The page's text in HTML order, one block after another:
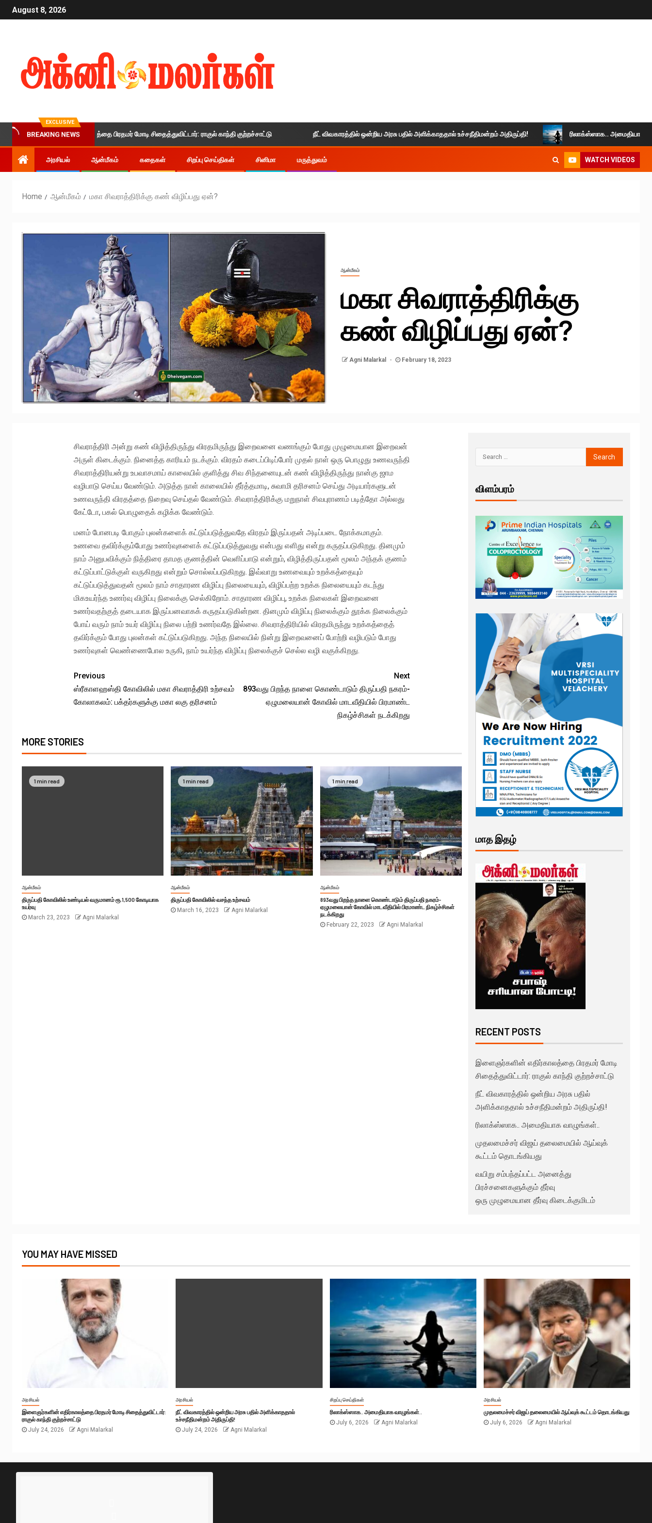
August 8, 2026
EXCLUSIVE
BREAKING NEWS
இளைஞர்களின் எதிர்காலத்தை பிரதமர் மோடி சிதைத்துவிட்டார்: ராகுல் காந்தி குற்றச்சாட்டு நீட் விவகாரத்தில் ஒன்றிய அரசு பதில் அளிக்காததால் உச்சநீதிமன்றம் அதிருப்தி! ரிலாக்ஸ்ஸாக.. அமைதியாக
அரசியல் ஆன்மீகம் கதைகள் சிறப்பு செய்திகள் சினிமா மருத்துவம் WATCH VIDEOS
Home ஆன்மீகம் மகா சிவராத்திரிக்கு கண் விழிப்பது ஏன்?
ஆன்மீகம்
மகா சிவராத்திரிக்கு
கண் விழிப்பது ஏன்?
Agni Malarkal February 18, 2023
சிவராத்திரி அன்று கண் விழித்திருந்து விரதமிருந்து இறைவனை வணங்கும் போது முழுமையான இறைவன்
அருள் கிடைக்கும். நினைத்த காரியம் நடக்கும். விரதம் கடைப்பிடிப்போர் முதல் நாள் ஒரு பொழுது உணவருந்தி
சிவராத்திரியன்று உபவாசமாய் காலையில் குளித்து சிவ சிந்தனையுடன் கண் விழித்திருந்து நான்கு ஜாம
வழிபாடு செய்ய வேண்டும். அடுத்த நாள் காலையில் தீர்த்தமாடி, சுவாமி தரிசனம் செய்து அடியார்களுடன்
உணவருந்தி விரதத்தை நிறைவு செய்தல் வேண்டும். சிவராத்திரிக்கு மறுநாள் சிவபுராணம் படித்தோ அல்லது
கேட்டோ, பகல் பொழுதைக் கழிக்க வேண்டும்.
மனம் போனபடி போகும் புலன்களைக் கட்டுப்படுத்துவதே விரதம் இருப்பதன் அடிப்படை நோக்கமாகும்.
உணவை தவிர்க்கும்போது உணர்வுகளைக் கட்டுப்படுத்துவது என்பது எளிது என்று கருதப்படுகிறது. தினமும்
நாம் அனுபவிக்கும் நித்திரை தாமத குணத்தின் வெளிப்பாடு என்றும், விழித்திருப்பதன் மூலம் அந்தக் குணம்
கட்டுப்பாட்டுக்குள் வருகிறது என்றும் சொல்லப்படுகிறது. இவ்வாறு உணவையும் உறக்கத்தையும்
கட்டுப்படுத்துவதன் மூலம் நாம் சாதாரண விழிப்பு நிலையையும், விழிப்பற்ற உறக்க நிலையையும் கடந்து
மிகஉயர்ந்த உணர்வு விழிப்பு நிலைக்கு செல்கிறோம். சாதாரண விழிப்பு, உறக்க நிலைகள் இறைவனை
உணர்வதற்குத் தடையாக இருப்பனவாகக் கருதப்படுகின்றன. தினமும் விழிப்பு நிலைக்கும் தூக்க நிலைக்கும்
போய் வரும் நாம் உயர் விழிப்பு நிலை பற்றி உணர்வதே இல்லை. சிவராத்திரியில் விரதமிருந்து உறக்கத்தைத்
தவிர்க்கும் போது புலன்கள் கட்டுப்படுகிறது. அந்த நிலையில் நின்று இறைவனைப் போற்றி வழிபடும் போது
உணர்வுகள் வெண்ணைபோல உருகி, நாம் உயர்ந்த விழிப்பு நிலைக்குச் செல்ல வழி வகுக்கிறது.
Previous
ஸ்ரீகாளஹஸ்தி கோவிலில் மகா சிவராத்திரி உற்சவம்
கோலாகலம்: பக்தர்களுக்கு மகா லகு தரிசனம்
Next
893வது பிறந்த நாளை கொண்டாடும் திருப்பதி நகரம்-
ஏழுமலையான் கோவில் மாடவீதியில் பிரமாண்ட
நிகழ்ச்சிகள் நடக்கிறது
MORE STORIES
1 min read
ஆன்மீகம்
திருப்பதி கோவிலில் உண்டியல் வருமானம் ரூ.1,500 கோடியாக
உயர்வு
March 23, 2023
Agni Malarkal
1 min read
ஆன்மீகம்
திருப்பதி கோவிலில் வசந்த உற்சவம்
March 16, 2023
Agni Malarkal
1 min read
ஆன்மீகம்
893வது பிறந்த நாளை கொண்டாடும் திருப்பதி நகரம்-
ஏழுமலையான் கோவில் மாடவீதியில் பிரமாண்ட நிகழ்ச்சிகள்
நடக்கிறது
February 22, 2023
Agni Malarkal
விளம்பரம்
மாத இதழ்
RECENT POSTS
இளைஞர்களின் எதிர்காலத்தை பிரதமர் மோடி
சிதைத்துவிட்டார்: ராகுல் காந்தி குற்றச்சாட்டு
நீட் விவகாரத்தில் ஒன்றிய அரசு பதில்
அளிக்காததால் உச்சநீதிமன்றம் அதிருப்தி!
ரிலாக்ஸ்ஸாக.. அமைதியாக வாழுங்கள்..
முதலமைச்சர் விஜய் தலைமையில் ஆய்வுக்
கூட்டம் தொடங்கியது
வயிறு சம்பந்தப்பட்ட அனைத்து
பிரச்சனைகளுக்கும் தீர்வு
ஒரு முழுமையான தீர்வு கிடைக்குமிடம்
YOU MAY HAVE MISSED
அரசியல்
இளைஞர்களின் எதிர்காலத்தை பிரதமர் மோடி சிதைத்துவிட்டார்:
ராகுல் காந்தி குற்றச்சாட்டு
July 24, 2026
Agni Malarkal
அரசியல்
நீட் விவகாரத்தில் ஒன்றிய அரசு பதில் அளிக்காததால்
உச்சநீதிமன்றம் அதிருப்தி!
July 24, 2026
Agni Malarkal
சிறப்பு செய்திகள்
ரிலாக்ஸ்ஸாக.. அமைதியாக வாழுங்கள்..
July 6, 2026
Agni Malarkal
அரசியல்
முதலமைச்சர் விஜய் தலைமையில் ஆய்வுக் கூட்டம் தொடங்கியது
July 6, 2026
Agni Malarkal